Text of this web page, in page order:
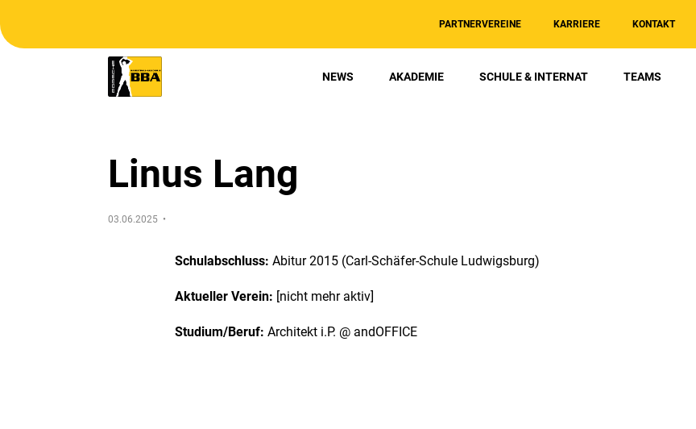
PARTNERVEREINE KARRIERE KONTAKT
NEWS AKADEMIE SCHULE & INTERNAT TEAMS
Linus Lang
03.06.2025 •
Schulabschluss: Abitur 2015 (Carl-Schäfer-Schule Ludwigsburg)
Aktueller Verein: [nicht mehr aktiv]
Studium/Beruf: Architekt i.P. @ andOFFICE